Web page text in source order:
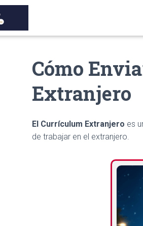
Cómo
Extranjero
El Currículum Extranjero es
de trabajar en el extranjero.